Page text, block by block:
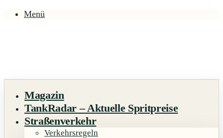
Menü
Magazin
TankRadar – Aktuelle Spritpreise
Straßenverkehr
Verkehrsregeln